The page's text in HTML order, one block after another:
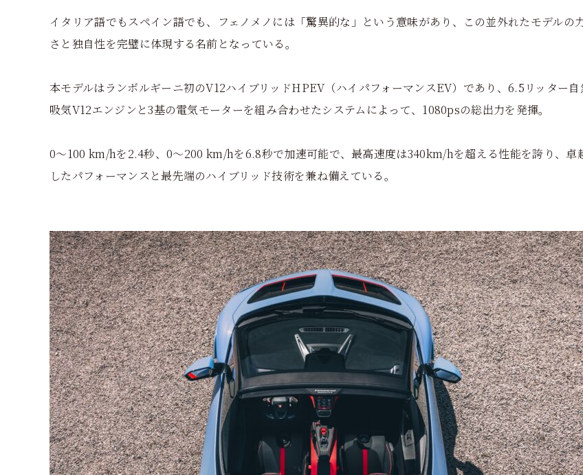
イタリア語でもスペイン語でも、フェノメノには「驚異的な」という意味があり、この並外れたモデルの
さと独自性を完璧に体現する名前となっている。
本モデルはランボルギーニ初のV12ハイブリッドHPEV（ハイパフォーマンスEV）であり、6.5リッター自
吸気V12エンジンと3基の電気モーターを組み合わせたシステムによって、1080psの総出力を発揮。
0～100 km/hを2.4秒、0～200 km/hを6.8秒で加速可能で、最高速度は340km/hを超える性能を誇り、卓
したパフォーマンスと最先端のハイブリッド技術を兼ね備えている。